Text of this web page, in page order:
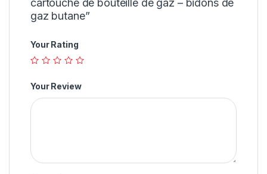
gaz butane”
Your Rating
Your Review